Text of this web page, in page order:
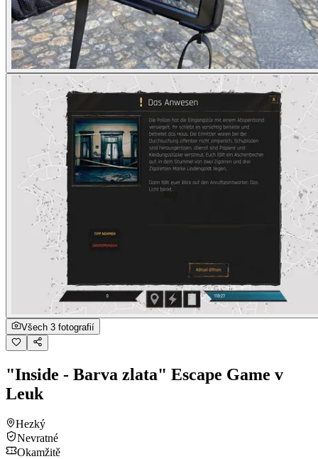
Všech 3 fotografií
"Inside - Barva zlata" Escape Game v
Leuk
Hezký
Nevratné
Okamžitě